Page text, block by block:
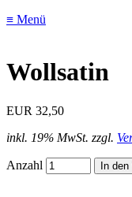
≡ Menü
Wollsatin
EUR 32,50
inkl. 19% MwSt. zzgl.
Anzahl